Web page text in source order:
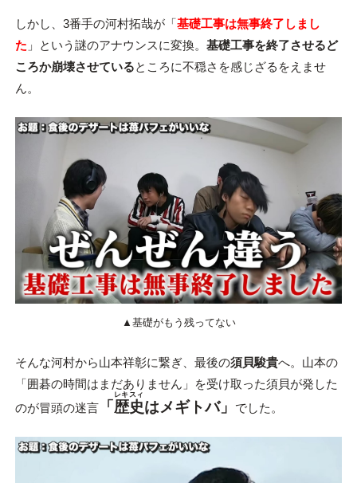
しかし、3番手の河村拓哉が「基礎工事は無事終了しまし
た 」という謎のアナウンスに変換。 基礎工事を終了させるど
ころか崩壊させているところに不穏さを感じざるをえませ
ん。
▲基礎がもう残ってない
そんな河村から山本祥彰に繋ぎ、最後の須貝駿貴へ。山本の
「囲碁の時間はまだありません」を受け取った須貝が発した
のが冒頭の迷言「歴史
レキスィ
はメギトバ」 でした。